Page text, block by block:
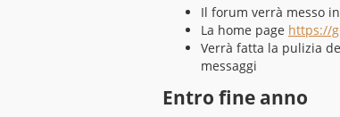
Il forum verrà messo
La home page https://
Verrà fatta la pulizia
messaggi
Entro fine anno